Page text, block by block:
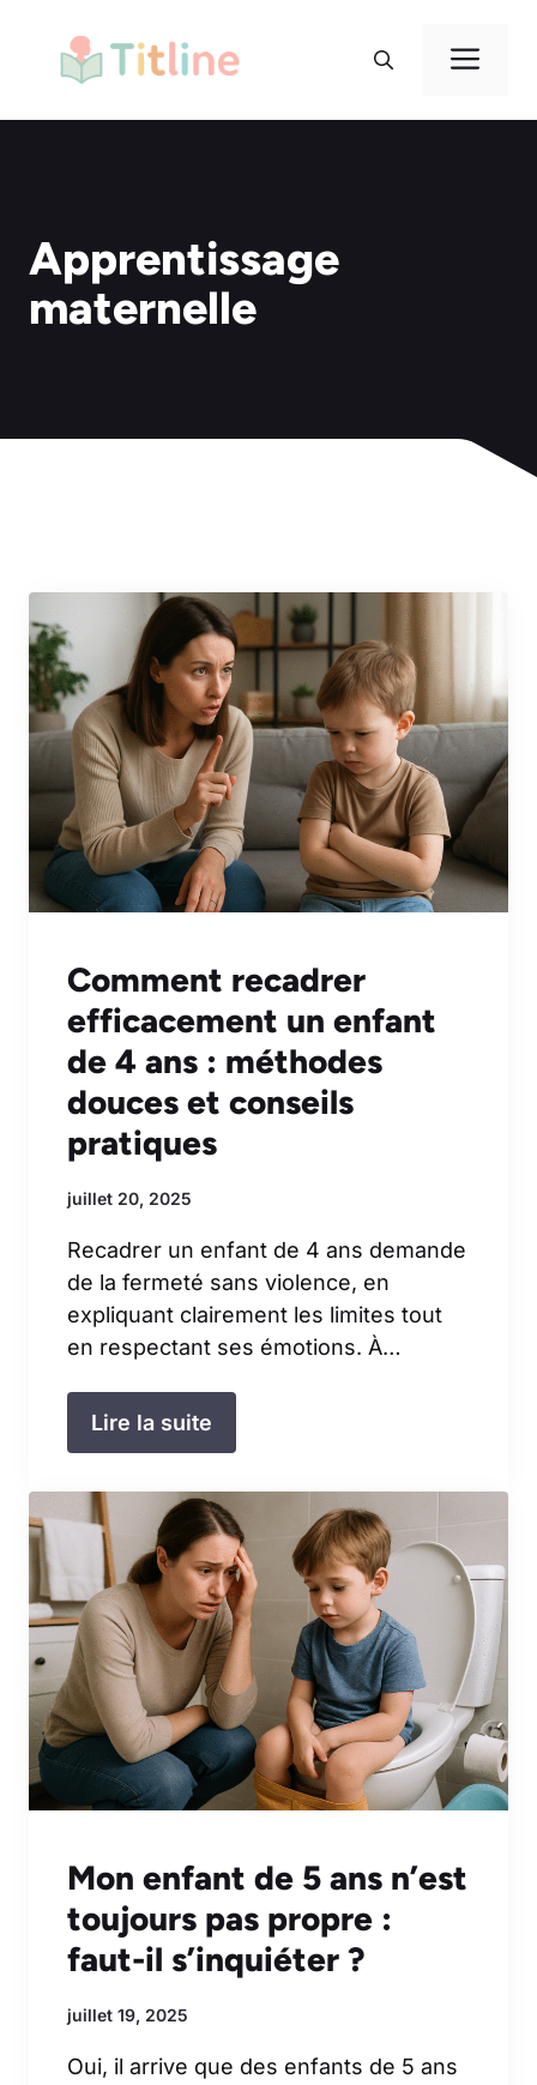
contenu
Apprentissage
maternelle
Comment recadrer
efficacement un enfant
de 4 ans : méthodes
douces et conseils
pratiques
juillet 20, 2025
Recadrer un enfant de 4 ans demande
de la fermeté sans violence, en
expliquant clairement les limites tout
en respectant ses émotions. À…
Lire la suite
Mon enfant de 5 ans n’est
toujours pas propre :
faut-il s’inquiéter ?
juillet 19, 2025
Oui, il arrive que des enfants de 5 ans